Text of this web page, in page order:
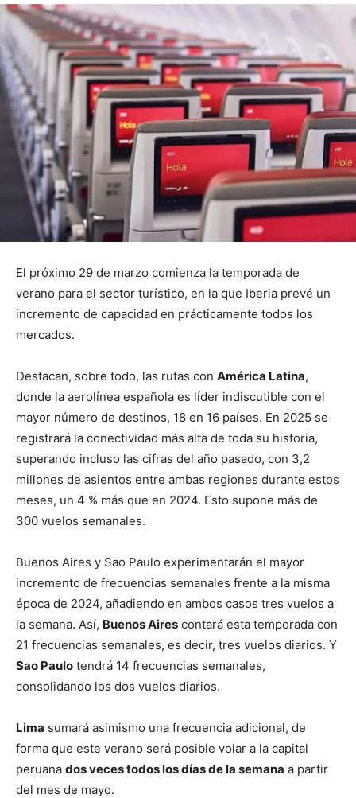
El próximo 29 de marzo comienza la temporada de
verano para el sector turístico, en la que Iberia prevé un
incremento de capacidad en prácticamente todos los
mercados.
Destacan, sobre todo, las rutas con América Latina,
donde la aerolínea española es líder indiscutible con el
mayor número de destinos, 18 en 16 países. En 2025 se
registrará la conectividad más alta de toda su historia,
superando incluso las cifras del año pasado, con 3,2
millones de asientos entre ambas regiones durante estos
meses, un 4 % más que en 2024. Esto supone más de
300 vuelos semanales.
Buenos Aires y Sao Paulo experimentarán el mayor
incremento de frecuencias semanales frente a la misma
época de 2024, añadiendo en ambos casos tres vuelos a
la semana. Así, Buenos Aires contará esta temporada con
21 frecuencias semanales, es decir, tres vuelos diarios. Y
Sao Paulo tendrá 14 frecuencias semanales,
consolidando los dos vuelos diarios.
Lima sumará asimismo una frecuencia adicional, de
forma que este verano será posible volar a la capital
peruana dos veces todos los días de la semana a partir
del mes de mayo.